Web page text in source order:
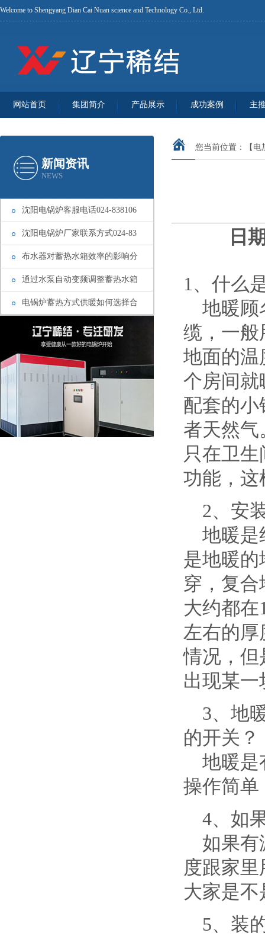
Welcome to Shengyang Dian Cai Nuan science and Technology Co., Ltd.
网站首页 集团简介 产品展示 成功案例 主
新闻资讯
NEWS
沈阳电锅炉客服电话024-838106
沈阳电锅炉厂家联系方式024-83
布水器对蓄热水箱效率的影响分
通过水泵自动变频调整蓄热水箱
电锅炉蓄热方式供暖如何选择合
您当前位置： 【
日
1、什么
地暖顾
缆，一般
地面的温
个房间
配套的
者天然
只在卫
功能，这
2、安
地暖是
是地暖
穿，复
大约都
左右的厚
情况，但
出现某
3、地
的开关？
地暖是
操作简单
4、如
如果有
度跟家
大家是
5、装